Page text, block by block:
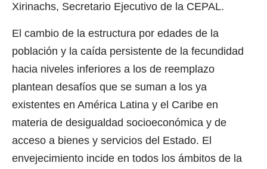
Xirinachs, Secretario Ejecutivo de la CEPAL.
El cambio de la estructura por edades de la
población y la caída persistente de la fecundidad
hacia niveles inferiores a los de reemplazo
plantean desafíos que se suman a los ya
existentes en América Latina y el Caribe en
materia de desigualdad socioeconómica y de
acceso a bienes y servicios del Estado. El
envejecimiento incide en todos los ámbitos de la